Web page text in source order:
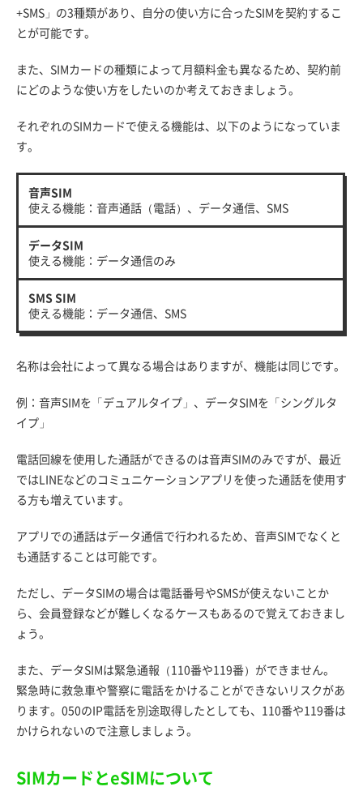
+SMS」の3種類があり、自分の使い方に合ったSIMを契約するこ
とが可能です。
また、SIMカードの種類によって月額料金も異なるため、契約前
にどのような使い方をしたいのか考えておきましょう。
それぞれのSIMカードで使える機能は、以下のようになっていま
す。
音声SIM
使える機能：音声通話（電話）、データ通信、SMS
データSIM
使える機能：データ通信のみ
SMS SIM
使える機能：データ通信、SMS
名称は会社によって異なる場合はありますが、機能は同じです。
例：音声SIMを「デュアルタイプ」、データSIMを「シングルタ
イプ」
電話回線を使用した通話ができるのは音声SIMのみですが、最近
ではLINEなどのコミュニケーションアプリを使った通話を使用す
る方も増えています。
アプリでの通話はデータ通信で行われるため、音声SIMでなくと
も通話することは可能です。
ただし、データSIMの場合は電話番号やSMSが使えないことか
ら、会員登録などが難しくなるケースもあるので覚えておきまし
ょう。
また、データSIMは緊急通報（110番や119番）ができません。
緊急時に救急車や警察に電話をかけることができないリスクがあ
ります。050のIP電話を別途取得したとしても、110番や119番は
かけられないので注意しましょう。
SIMカードとeSIMについて